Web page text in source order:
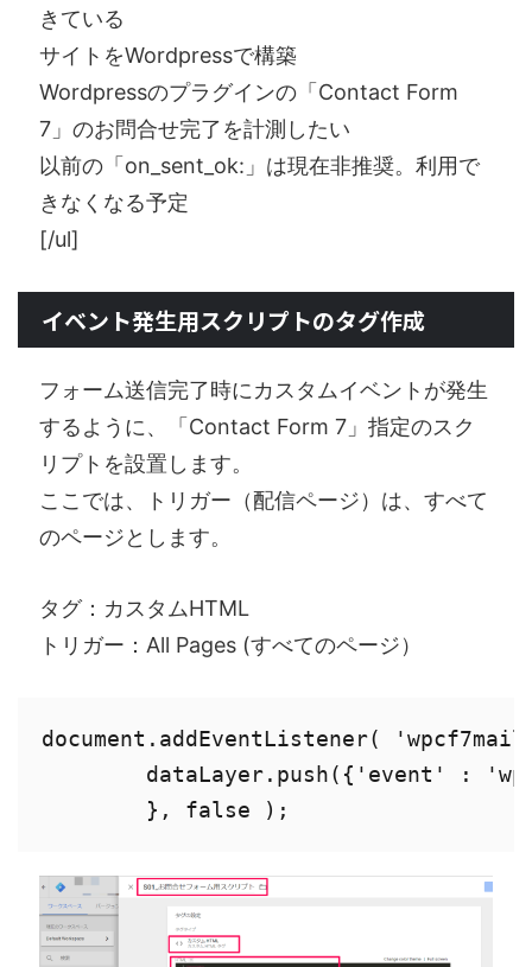
きている
サイトをWordpressで構築
Wordpressのプラグインの「Contact Form
7」のお問合せ完了を計測したい
以前の「on_sent_ok:」は現在非推奨。利用で
きなくなる予定
[/ul]
イベント発生用スクリプトのタグ作成
フォーム送信完了時にカスタムイベントが発生
するように、「Contact Form 7」指定のスク
リプトを設置します。
ここでは、トリガー（配信ページ）は、すべて
のページとします。
タグ：カスタムHTML
トリガー：All Pages (すべてのページ）
document.addEventListener(
dataLayer.push({'event' :